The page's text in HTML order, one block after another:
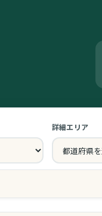
詳細エリア
ゲスト情報